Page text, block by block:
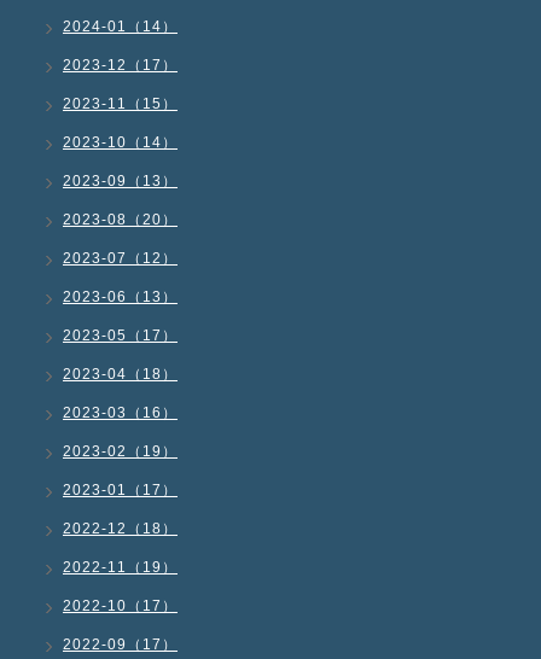
2024-01（14）
2023-12（17）
2023-11（15）
2023-10（14）
2023-09（13）
2023-08（20）
2023-07（12）
2023-06（13）
2023-05（17）
2023-04（18）
2023-03（16）
2023-02（19）
2023-01（17）
2022-12（18）
2022-11（19）
2022-10（17）
2022-09（17）